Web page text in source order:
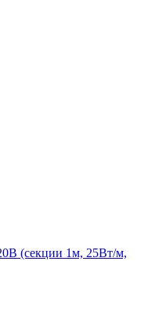
(секции 1м, 25Вт/м,